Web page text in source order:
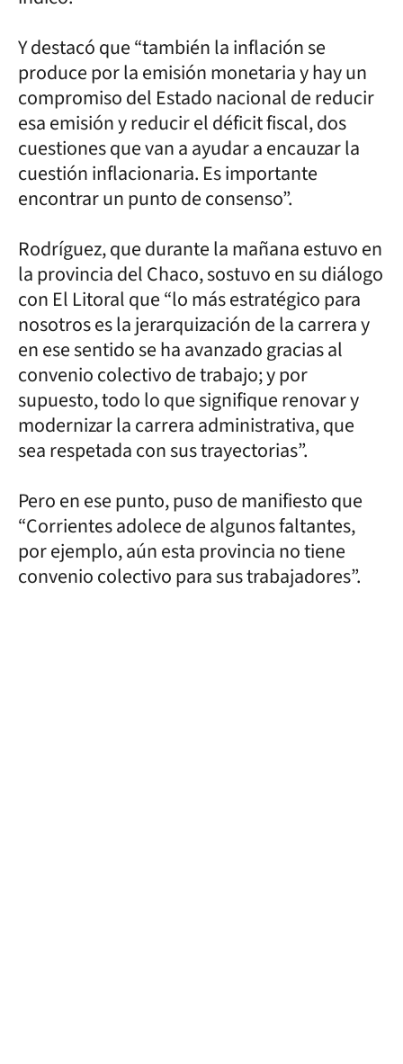
Y destacó que “también la inflación se
produce por la emisión monetaria y hay un
compromiso del Estado nacional de reducir
esa emisión y reducir el déficit fiscal, dos
cuestiones que van a ayudar a encauzar la
cuestión inflacionaria. Es importante
encontrar un punto de consenso”.
Rodríguez, que durante la mañana estuvo en
la provincia del Chaco, sostuvo en su diálogo
con El Litoral que “lo más estratégico para
nosotros es la jerarquización de la carrera y
en ese sentido se ha avanzado gracias al
convenio colectivo de trabajo; y por
supuesto, todo lo que signifique renovar y
modernizar la carrera administrativa, que
sea respetada con sus trayectorias”.
Pero en ese punto, puso de manifiesto que
“Corrientes adolece de algunos faltantes,
por ejemplo, aún esta provincia no tiene
convenio colectivo para sus trabajadores”.